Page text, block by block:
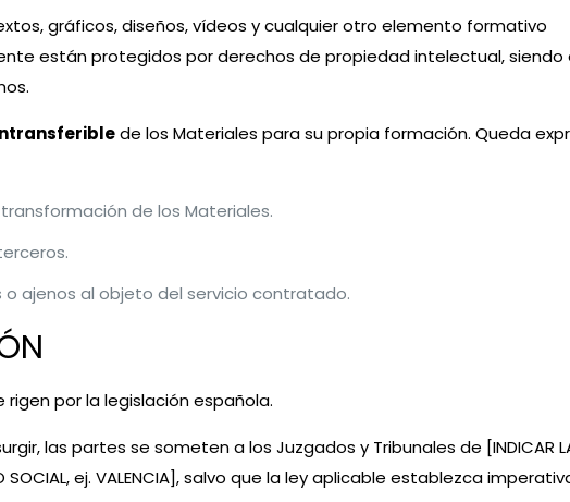
gráficos, diseños, vídeos y cualquier otro elemento formativo
están protegidos por derechos de propiedad intelectual, siendo
de los Materiales para su propia formación. Queda
de los Materiales.
ajenos al objeto del servicio contratado.
por la legislación española.
las partes se someten a los Juzgados y Tribunales de [INDICAR
SOCIAL, ej. VALENCIA], salvo que la ley aplicable establezca